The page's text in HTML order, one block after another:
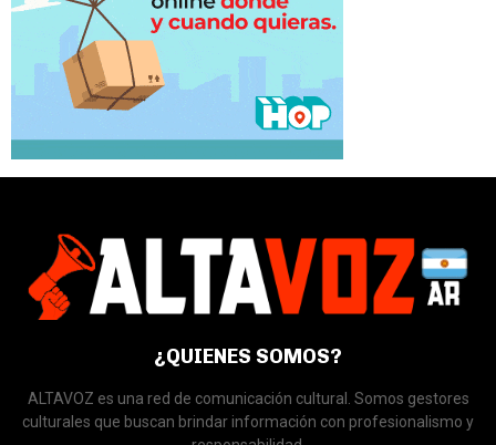
¿QUIENES SOMOS?
ALTAVOZ es una red de comunicación cultural. Somos gestores
culturales que buscan brindar información con profesionalismo y